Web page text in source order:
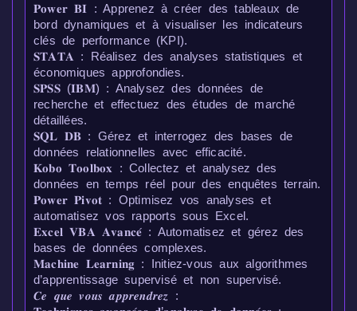
𝐏𝐨𝐰𝐞𝐫 𝐁𝐈 : Apprenez à créer des tableaux de
bord dynamiques et à visualiser les indicateurs
clés de performance (KPI).
𝐒𝐓𝐀𝐓𝐀 : Réalisez des analyses statistiques et
économiques approfondies.
𝐒𝐏𝐒𝐒 (𝐈𝐁𝐌) : Analysez des données de
recherche et effectuez des études de marché
détaillées.
𝐒𝐐𝐋 𝐃𝐁 : Gérez et interrogez des bases de
données relationnelles avec efficacité.
𝐊𝐨𝐛𝐨 𝐓𝐨𝐨𝐥𝐛𝐨𝐱 : Collectez et analysez des
données en temps réel pour des enquêtes terrain.
𝐏𝐨𝐰𝐞𝐫 𝐏𝐢𝐯𝐨𝐭 : Optimisez vos analyses et
automatisez vos rapports sous Excel.
𝐄𝐱𝐜𝐞𝐥 𝐕𝐁𝐀 𝐀𝐯𝐚𝐧𝐜𝐞́ : Automatisez et gérez des
bases de données complexes.
𝐌𝐚𝐜𝐡𝐢𝐧𝐞 𝐋𝐞𝐚𝐫𝐧𝐢𝐧𝐠 : Initiez-vous aux algorithmes
d’apprentissage supervisé et non supervisé.
𝑪𝒆 𝒒𝒖𝒆 𝒗𝒐𝒖𝒔 𝒂𝒑𝒑𝒓𝒆𝒏𝒅𝒓𝒆𝒛 :